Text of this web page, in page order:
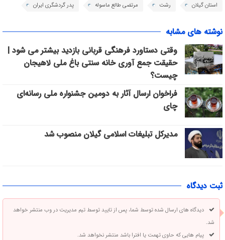
استان گیلان رشت مرتضی طالع ماسوله پدر گردشگری ایران
نوشته های مشابه
وقتی دستاورد فرهنگی قربانی بازدید بیشتر می شود |
حقیقت جمع آوری خانه سنتی باغ ملی لاهیجان
چیست؟
فراخوان ارسال آثار به دومین جشنواره ملی رسانه‌ای
چای
مدیرکل تبلیغات اسلامی گیلان منصوب شد
ثبت دیدگاه
دیدگاه های ارسال شده توسط شما، پس از تایید توسط تیم مدیریت در وب منتشر خواهد
شد.
پیام هایی که حاوی تهمت یا افترا باشد منتشر نخواهد شد.